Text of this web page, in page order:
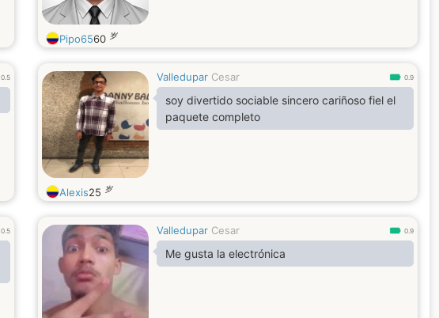
Pipo6560 岁
0.5 Valledupar Cesar 0.9
soy divertido sociable sincero cariñoso fiel el
paquete completo
Alexis25 岁
0.5 Valledupar Cesar 0.9
Me gusta la electrónica